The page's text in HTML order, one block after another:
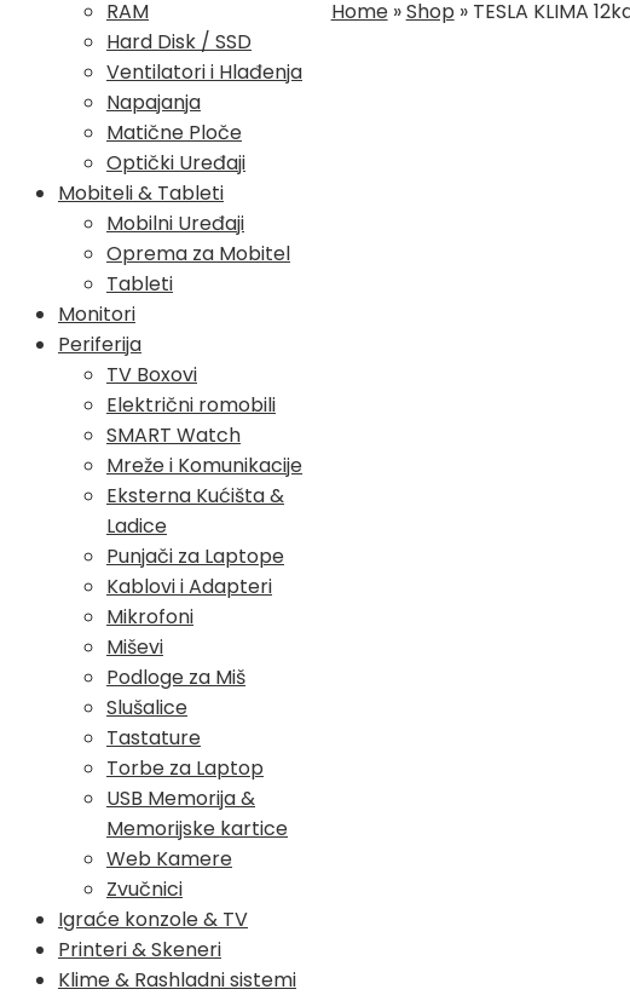
RAM
Hard Disk / SSD
Ventilatori i Hlađenja
Napajanja
Matične Ploče
Optički Uređaji
Mobiteli & Tableti
Mobilni Uređaji
Oprema za Mobitel
Tableti
Monitori
Periferija
TV Boxovi
Električni romobili
SMART Watch
Mreže i Komunikacije
Eksterna Kućišta &
Ladice
Punjači za Laptope
Kablovi i Adapteri
Mikrofoni
Miševi
Podloge za Miš
Slušalice
Tastature
Torbe za Laptop
USB Memorija &
Memorijske kartice
Web Kamere
Zvučnici
Igraće konzole & TV
Printeri & Skeneri
Klime & Rashladni sistemi
Home»Shop » TESLA KLIMA